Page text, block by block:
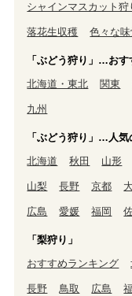
シャインマスカット狩
落花生収穫 色々な
「ぶどう狩り」…お
北海道・東北
関東
九州
「ぶどう狩り」…人
北海道
秋田 山形
山梨 長野 京都
広島 愛媛 福岡
「梨狩り」
おすすめランキング
長野 鳥取 広島